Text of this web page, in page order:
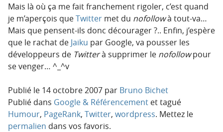
Mais là où ça me fait franchement rigoler, c’est quand
je m’aperçois queTwitter met du nofollowà tout-va…
Mais que pensent-ils donc décourager ?.. Enfin, j’espère
que le rachat de Jaiku par Google, va pousser les
développeurs de Twitterà supprimer le nofollowpour
se venger… ^_^v
Publié le 14 octobre 2007 par Bruno Bichet
Publié dans Google & Référencement et tagué
Humour, PageRank, Twitter, wordpress. Mettez le
permalien dans vos favoris.